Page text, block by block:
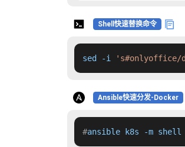
Shell快速替换命令
sed -i 's#onlyoffice/
Ansible快速分发-Docker
#ansible k8s -m shell